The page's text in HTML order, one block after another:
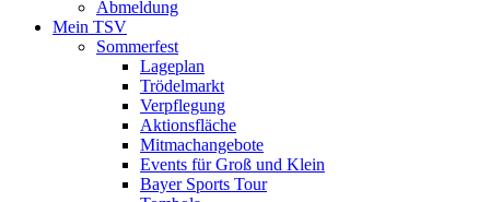
Abmeldung
Mein TSV
Sommerfest
Lageplan
Trödelmarkt
Verpflegung
Aktionsfläche
Mitmachangebote
Events für Groß und Klein
Bayer Sports Tour